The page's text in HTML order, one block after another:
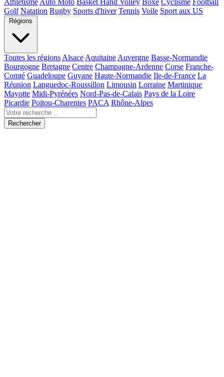
Athlétisme Auto Moto Basket Hand Volley Boxe Cyclisme Football
Golf Natation Rugby Sports d'hiver Tennis Voile Sport aux US
Régions
Toutes les régions Alsace Aquitaine Auvergne Basse-Normandie
Bourgogne Bretagne Centre Champagne-Ardenne Corse Franche-
Comté Guadeloupe Guyane Haute-Normandie Ile-de-France La
Réunion Languedoc-Roussillon Limousin Lorraine Martinique
Mayotte Midi-Pyrénées Nord-Pas-de-Calais Pays de la Loire
Picardie Poitou-Charentes PACA Rhône-Alpes
Rechercher